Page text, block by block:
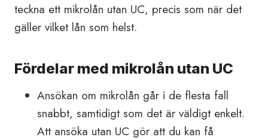
teckna ett mikrolån utan UC, precis som när det
gäller vilket lån som helst.
Fördelar med mikrolån utan UC
Ansökan om mikrolån går i de flesta fall
snabbt, samtidigt som det är väldigt enkelt.
Att ansöka utan UC gör att du kan få